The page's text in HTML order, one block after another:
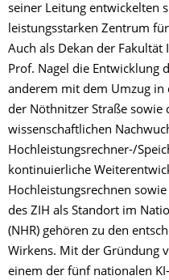
seiner Leitung entwickelten
leistungsstarken Zentrum
Auch als Dekan der
Prof. Nagel die Entwicklung
anderem mit dem Umzug in
der Nöthnitzer Straße sowie
wissenschaftlichen
Hochleistungsrechner-/
kontinuierliche
Hochleistungsrechnen
des ZIH als Standort im
(NHR) gehören zu den
Wirkens. Mit der Gründung
einem der fünf nationalen